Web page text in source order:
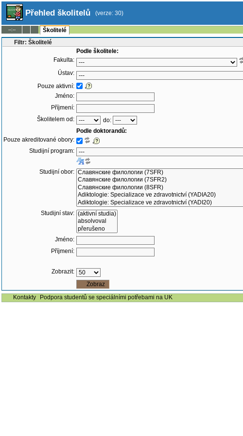
Přehled školitelů (verze: 30)
--:--
Školitelé
Filtr: Školitelé
Podle školitele:
Fakulta:
Ústav:
Pouze aktivní:
Jméno:
Příjmení:
Školitelem od:
do:
Podle doktorandů:
Pouze akreditované obory:
Studijní program:
Studijní obor:
Studijní stav:
Jméno:
Příjmení:
Zobrazit:
Kontakty
Podpora studentů se speciálními potřebami na UK